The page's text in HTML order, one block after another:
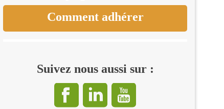
Comment adhérer
Suivez nous aussi sur :